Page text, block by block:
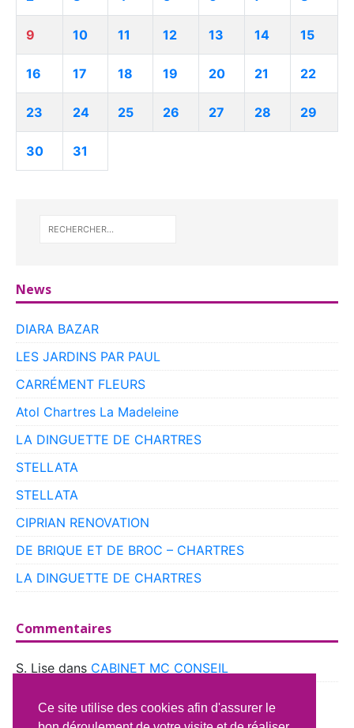
9 10 11 12 13 14 15
16 17 18 19 20 21 22
23 24 25 26 27 28 29
30 31
News
DIARA BAZAR
LES JARDINS PAR PAUL
CARRÉMENT FLEURS
Atol Chartres La Madeleine
LA DINGUETTE DE CHARTRES
STELLATA
STELLATA
CIPRIAN RENOVATION
DE BRIQUE ET DE BROC – CHARTRES
LA DINGUETTE DE CHARTRES
Commentaires
S. Lise dans CABINET MC CONSEIL
BEAUCE
Ce site utilise des cookies afin d'assurer le